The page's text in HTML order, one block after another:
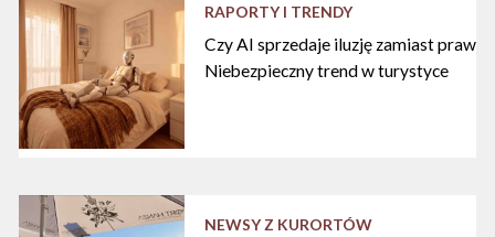
RAPORTY I TRENDY
Czy AI sprzedaje iluzję zamiast
Niebezpieczny trend w turystyce
NEWSY Z KURORTÓW